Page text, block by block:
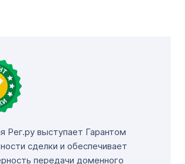
Рег.ру выступает Гарантом
сделки и обеспечивает
передачи доменного